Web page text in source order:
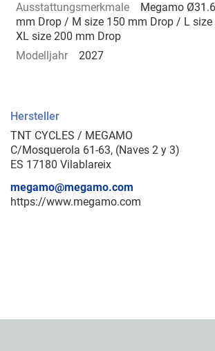
Ausstattungsmerkmale
Megamo
mm Drop / M size 150 mm Drop / L
XL size 200 mm Drop
Modelljahr
2027
Hersteller
TNT CYCLES / MEGAMO
C/Mosquerola 61-63, (Naves 2 y 3)
ES 17180 Vilablareix
megamo@megamo.com
https://www.megamo.com